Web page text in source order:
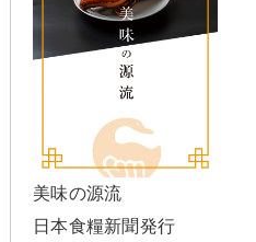
美味の源流
日本食糧新聞発行